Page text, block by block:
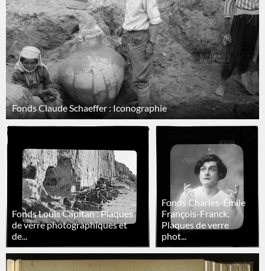
Fonds Claude Schaeffer : Iconographie
Fonds Louis Capitan : Plaques
de verre photographiques et
de...
Fonds Charles-Émile
François-Franck.
Plaques de verre
phot...